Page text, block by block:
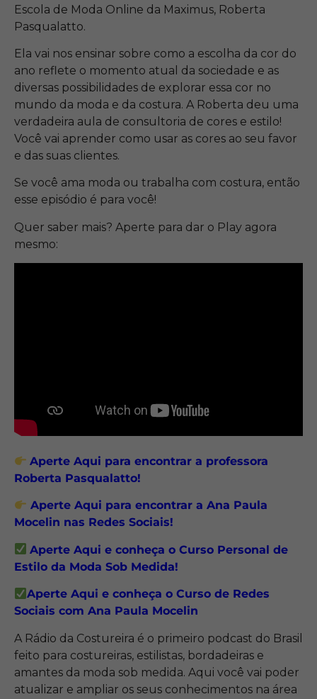
Escola de Moda Online da Maximus, Roberta
Pasqualatto.
Ela vai nos ensinar sobre como a escolha da cor do
ano reflete o momento atual da sociedade e as
diversas possibilidades de explorar essa cor no
mundo da moda e da costura. A Roberta deu uma
verdadeira aula de consultoria de cores e estilo!
Você vai aprender como usar as cores ao seu favor
e das suas clientes.
Se você ama moda ou trabalha com costura, então
esse episódio é para você!
Quer saber mais? Aperte para dar o Play agora
mesmo:
Aperte Aqui para encontrar a professora
Roberta Pasqualatto!
Aperte Aqui para encontrar a Ana Paula
Mocelin nas Redes Sociais!
Aperte Aqui e conheça o Curso Personal de
Estilo da Moda Sob Medida!
Aperte Aqui e conheça o Curso de Redes
Sociais com Ana Paula Mocelin
A Rádio da Costureira é o primeiro podcast do Brasil
feito para costureiras, estilistas, bordadeiras e
amantes da moda sob medida. Aqui você vai poder
atualizar e ampliar os seus conhecimentos na área